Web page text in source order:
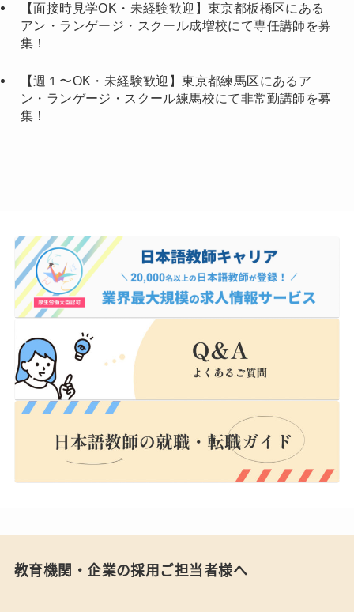
【面接時見学OK・未経験歓迎】東京都板橋区にある
アン・ランゲージ・スクール成増校にて専任講師を募
集！
【週１〜OK・未経験歓迎】東京都練馬区にあるア
ン・ランゲージ・スクール練馬校にて非常勤講師を募
集！
教育機関・企業の採用ご担当者様へ